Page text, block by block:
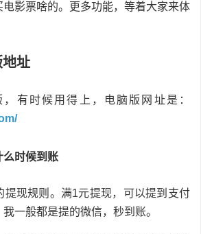
影票啥的。更多功能，等着大家来体
址
有时候用得上，电脑版网址是：
么时候到账
提现规则。满1元提现，可以提到支付
一般都是提的微信，秒到账。